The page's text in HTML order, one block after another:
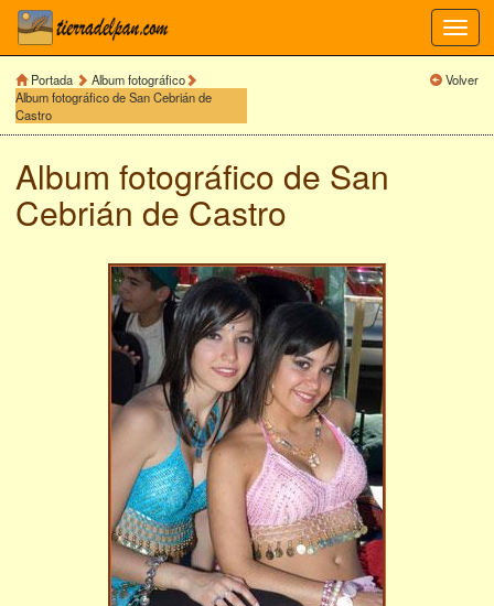
Portada
Album fotográfico
Album fotográfico de San Cebrián de
Castro
Volver
Album fotográfico de San
Cebrián de Castro